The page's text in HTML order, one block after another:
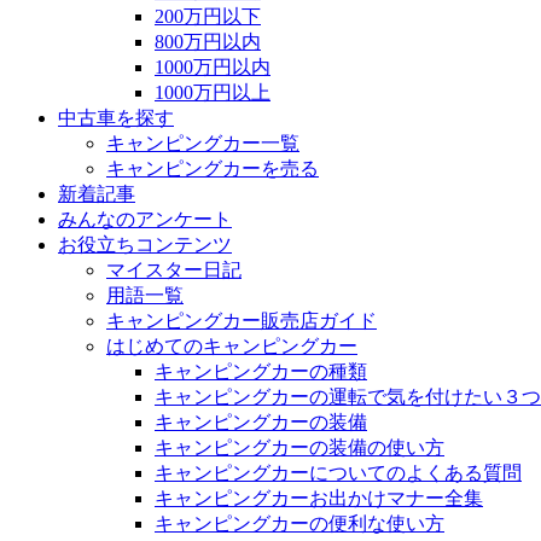
200万円以下
800万円以内
1000万円以内
1000万円以上
中古車を探す
キャンピングカー一覧
キャンピングカーを売る
新着記事
みんなのアンケート
お役立ちコンテンツ
マイスター日記
用語一覧
キャンピングカー販売店ガイド
はじめてのキャンピングカー
キャンピングカーの種類
キャンピングカーの運転で気を付けたい３
キャンピングカーの装備
キャンピングカーの装備の使い方
キャンピングカーについてのよくある質問
キャンピングカーお出かけマナー全集
キャンピングカーの便利な使い方